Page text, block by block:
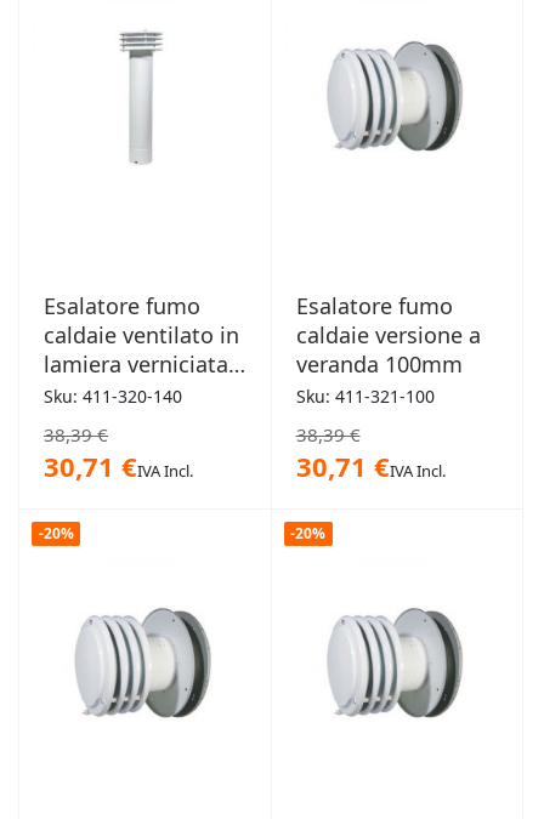
Esalatore fumo
caldaie ventilato in
lamiera verniciata
bianca 140mm
Sku: 411-320-140
38,39 €
30,71 €IVA Incl.
Esalatore fumo
caldaie versione a
veranda 100mm
Sku: 411-321-100
38,39 €
30,71 €IVA Incl.
-20% -20%